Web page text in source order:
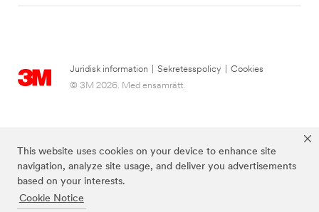
This website uses cookies on your device to enhance site
navigation, analyze site usage, and deliver you advertisements
based on your interests.
Cookie Notice
Juridisk information Sekretesspolicy
Cookies
© 3M 2026. Med ensamrätt.